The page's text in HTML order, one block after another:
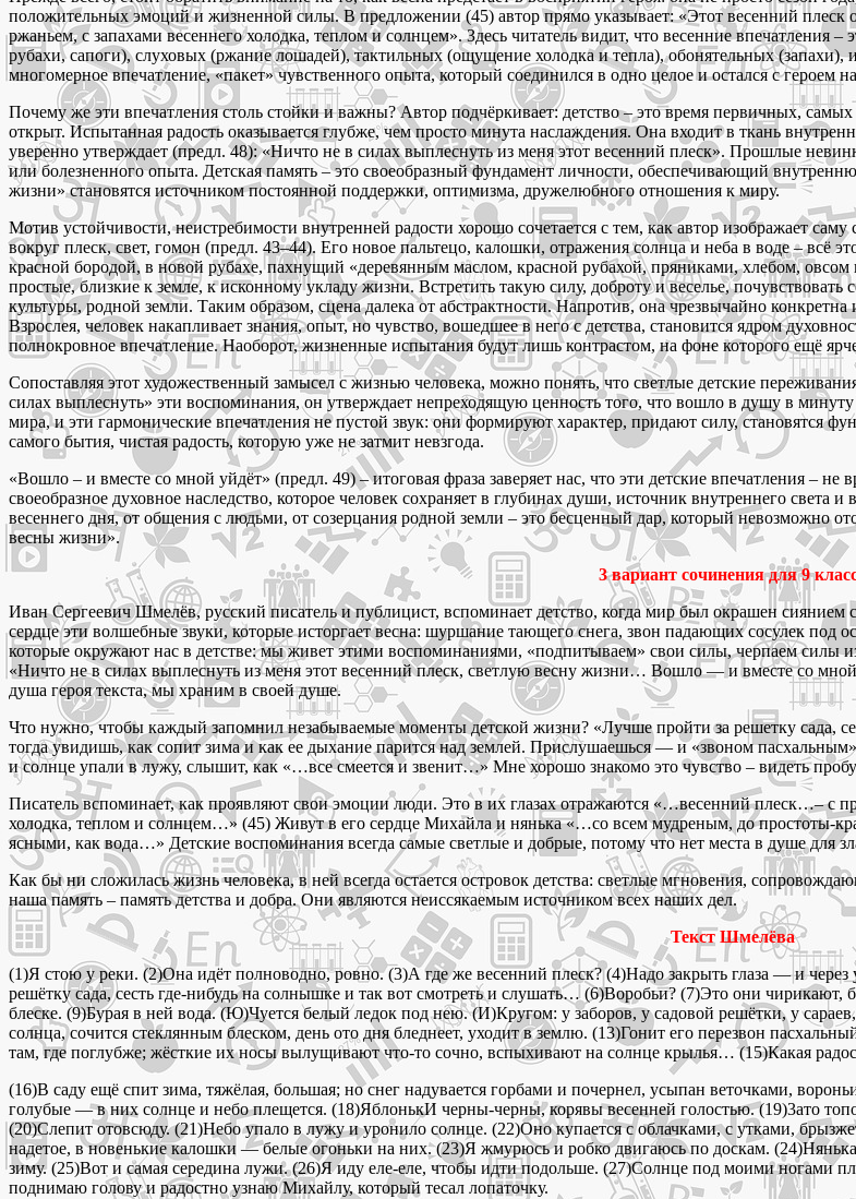
положительных эмоций и жизненной силы. В предложении (45) автор прямо указывает: «Этот весенний
ржаньем, с запахами весеннего холодка, теплом и солнцем». Здесь читатель видит, что весенние
рубахи, сапоги), слуховых (ржание лошадей), тактильных (ощущение холодка и тепла), обонятельных
многомерное впечатление, «пакет» чувственного опыта, который соединился в одно целое и остался с героем
Почему же эти впечатления столь стойки и важны? Автор подчёркивает: детство – это время первичных,
открыт. Испытанная радость оказывается глубже, чем просто минута наслаждения. Она входит в ткань
уверенно утверждает (предл. 48): «Ничто не в силах выплеснуть из меня этот весенний плеск». Прошлые
или болезненного опыта. Детская память – это своеобразный фундамент личности, обеспечивающий
жизни» становятся источником постоянной поддержки, оптимизма, дружелюбного отношения к миру.
Мотив устойчивости, неистребимости внутренней радости хорошо сочетается с тем, как автор изображает
вокруг плеск, свет, гомон (предл. 43–44). Его новое пальтецо, калошки, отражения солнца и неба в воде – всё
красной бородой, в новой рубахе, пахнущий «деревянным маслом, красной рубахой, пряниками, хлебом,
простые, близкие к земле, к исконному укладу жизни. Встретить такую силу, доброту и веселье,
культуры, родной земли. Таким образом, сцена далека от абстрактности. Напротив, она чрезвычайно
Взрослея, человек накапливает знания, опыт, но чувство, вошедшее в него с детства, становится ядром
полнокровное впечатление. Наоборот, жизненные испытания будут лишь контрастом, на фоне которого ещё
Сопоставляя этот художественный замысел с жизнью человека, можно понять, что светлые детские
силах выплеснуть» эти воспоминания, он утверждает непреходящую ценность того, что вошло в душу в
мира, и эти гармонические впечатления не пустой звук: они формируют характер, придают силу, становятся
самого бытия, чистая радость, которую уже не затмит невзгода.
«Вошло – и вместе со мной уйдёт» (предл. 49) – итоговая фраза заверяет нас, что эти детские впечатления –
своеобразное духовное наследство, которое человек сохраняет в глубинах души, источник внутреннего света
весеннего дня, от общения с людьми, от созерцания родной земли – это бесценный дар, который невозможно
весны жизни».
3 вариант сочинения для 9
Иван Сергеевич Шмелёв, русский писатель и публицист, вспоминает детство, когда мир был окрашен
сердце эти волшебные звуки, которые исторгает весна: шуршание тающего снега, звон падающих сосулек под
которые окружают нас в детстве: мы живет этими воспоминаниями, «подпитываем» свои силы, черпаем
«Ничто не в силах выплеснуть из меня этот весенний плеск, светлую весну жизни… Вошло — и вместе со
душа героя текста, мы храним в своей душе.
Что нужно, чтобы каждый запомнил незабываемые моменты детской жизни? «Лучше пройти за решетку сада,
тогда увидишь, как сопит зима и как ее дыхание парится над землей. Прислушаешься — и «звоном
и солнце упали в лужу, слышит, как «…все смеется и звенит…» Мне хорошо знакомо это чувство – видеть
Писатель вспоминает, как проявляют свои эмоции люди. Это в их глазах отражаются «…весенний плеск…– с
холодка, теплом и солнцем…» (45) Живут в его сердце Михайла и нянька «…со всем мудреным, до простоты-
ясными, как вода…» Детские воспоминания всегда самые светлые и добрые, потому что нет места в душе для
Как бы ни сложилась жизнь человека, в ней всегда остается островок детства: светлые мгновения,
наша память – память детства и добра. Они являются неиссякаемым источником всех наших дел.
Текст Шмелёва
(1)Я стою у реки. (2)Она идёт полноводно, ровно. (3)А где же весенний плеск? (4)Надо закрыть глаза — и через
решётку сада, сесть где-нибудь на солнышке и так вот смотреть и слушать… (6)Воробьи? (7)Это они чирикают,
блеске. (9)Бурая в ней вода. (Ю)Чуется белый ледок под нею. (И)Кругом: у заборов, у садовой решётки, у
солнца, сочится стеклянным блеском, день ото дня бледнеет, уходит в землю. (13)Гонит его перезвон
там, где поглубже; жёсткие их носы вылущивают что-то сочно, вспыхивают на солнце крылья… (15)Какая
(16)В саду ещё спит зима, тяжёлая, большая; но снег надувается горбами и почернел, усыпан веточками,
голубые — в них солнце и небо плещется. (18)ЯблонькИ черны-черны, корявы весенней голостью. (19)3ато
(20)Слепит отовсюду. (21)Небо упало в лужу и уронило солнце. (22)Оно купается с облачками, с утками,
надетое, в новенькие калошки — белые огоньки на них. (23)Я жмурюсь и робко двигаюсь по доскам.
зиму. (25)Вот и самая середина лужи. (26)Я иду еле-еле, чтобы идти подольше. (27)Солнце под моими ногами
поднимаю голову и радостно узнаю Михайлу, который тесал лопаточку.